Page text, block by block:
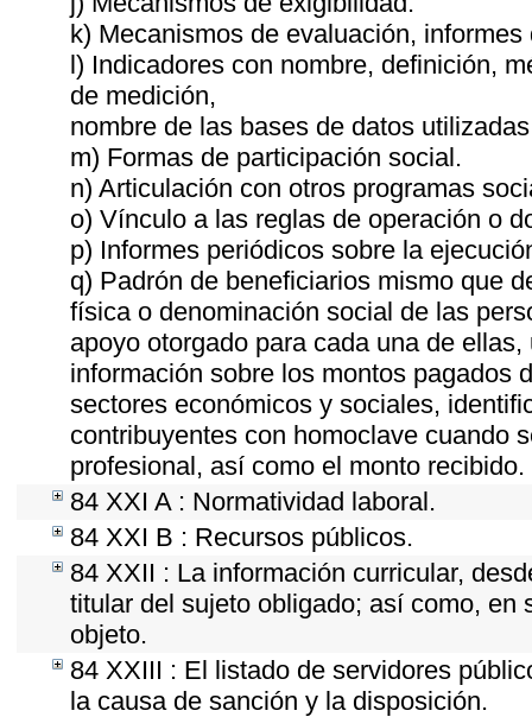
k) Mecanismos de evaluación,
l) Indicadores con nombre, definición,
de medición,
nombre de las bases de datos
m) Formas de participación social.
n) Articulación con otros programas
o) Vínculo a las reglas de operación o
p) Informes periódicos sobre la
q) Padrón de beneficiarios mismo que
física o denominación social de las
apoyo otorgado para cada una de
información sobre los montos pagados
sectores económicos y sociales,
contribuyentes con homoclave cuando
profesional, así como el monto recibido.
84 XXI A : Normatividad laboral.
84 XXI B : Recursos públicos.
84 XXII : La información curricular,
titular del sujeto obligado; así como,
objeto.
84 XXIII : El listado de servidores
la causa de sanción y la disposición.